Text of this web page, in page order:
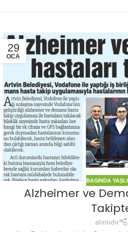
29
OCA
BASINDA
Alzheimer ve
alıntıdır